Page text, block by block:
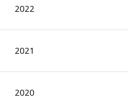
2022
2021
2020